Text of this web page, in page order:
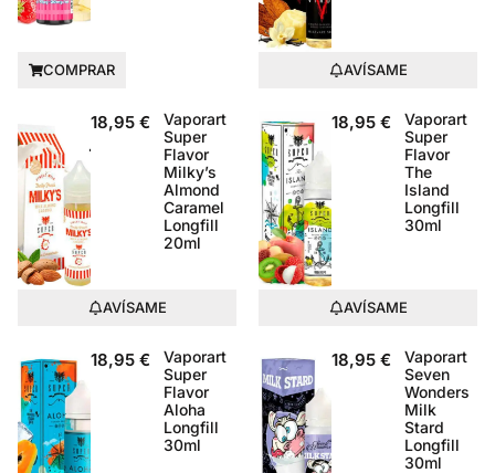
COMPRAR AVÍSAME
18,95 €
Vaporart
Super
Flavor
Milky’s
Almond
Caramel
Longfill
20ml
AVÍSAME
18,95 €
Vaporart
Super
Flavor
The
Island
Longfill
30ml
AVÍSAME
18,95 €
Vaporart
Super
Flavor
Aloha
Longfill
30ml
18,95 €
Vaporart
Seven
Wonders
Milk
Stard
Longfill
30ml